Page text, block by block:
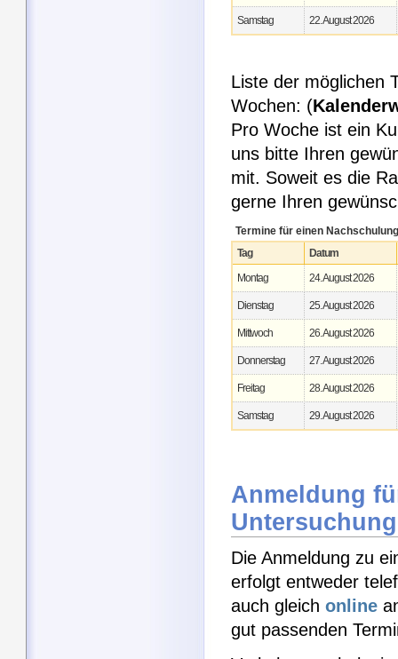
Samstag 22. August 2026
Liste der möglichen
Wochen: (
Pro Woche ist ein
uns bitte Ihren
mit. Soweit es die
gerne Ihren
Termine für einen
Tag
Datum
Montag
24. August 2026
Dienstag 25. August 2026
Mittwoch 26. August 2026
Donnerstag 27. August 2026
Freitag 28. August 2026
Samstag 29. August 2026
Anmeldung
Untersuchung
Die Anmeldung zu
erfolgt entweder
auch gleich online
gut passenden